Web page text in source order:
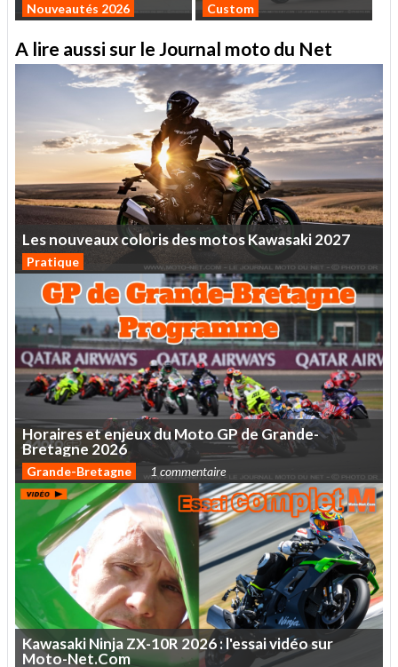
Nouveautés 2026
Custom
A lire aussi sur le Journal moto du Net
LesnouveauxcolorisdesmotosKawasaki2027
Pratique
HorairesetenjeuxduMotoGPdeGrande-
Bretagne 2026
Grande-Bretagne 1 commentaire
KawasakiNinjaZX-10R2026:l'essaividéosur
Moto-Net.Com